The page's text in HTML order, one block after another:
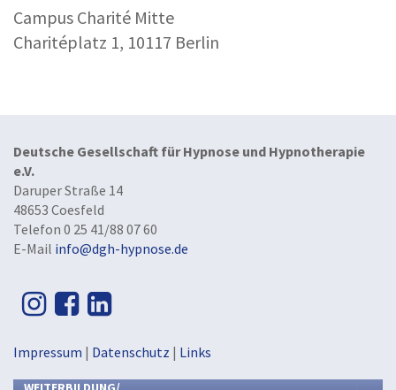
Campus Charité Mitte
Charitéplatz 1, 10117 Berlin
Deutsche Gesellschaft für Hypnose und Hypnotherapie
e.V.
Daruper Straße 14
48653 Coesfeld
Telefon 0 25 41/88 07 60
E-Mail info@dgh-hypnose.de
Impressum | Datenschutz | Links